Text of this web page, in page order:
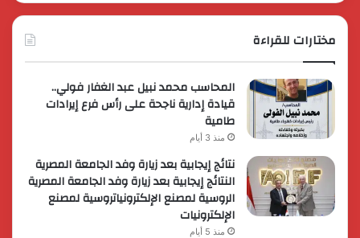
مختارات للقراءة
المحاسب محمد نبيل عبد الغفار فولي..
قيادة إدارية ناجحة على رأس فرع إيرادات
طامية
منذ 3 أيام
نتائج إيجابية بعد زيارة وفد الجامعة المصرية
النتائج إيجابية بعد زيارة وفد الجامعة المصرية
الروسية لمصنع الإلكترونياتروسية لمصنع
الإلكترونيات
منذ 5 أيام